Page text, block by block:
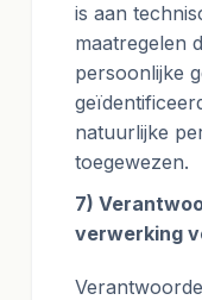
is aan
maatregelen
persoonlijke
natuurlijke
toegewezen.
7)
verwerking